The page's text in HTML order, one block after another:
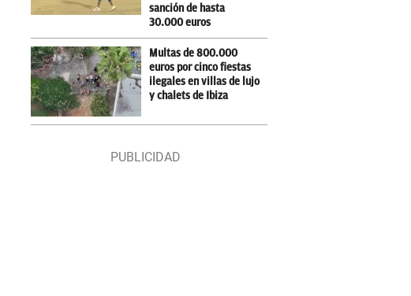
sanción de hasta
30.000 euros
Multas de 800.000
euros por cinco fiestas
ilegales en villas de lujo
y chalets de Ibiza